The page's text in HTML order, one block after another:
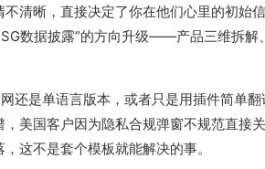
清晰，直接决定了你在他们心里的初始
数据披露”的方向升级——产品三维拆解
是单语言版本，或者只是用插件简单
美国客户因为隐私合规弹窗不规范直接
这不是套个模板就能解决的事。